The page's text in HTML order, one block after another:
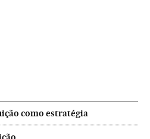
como estratégia